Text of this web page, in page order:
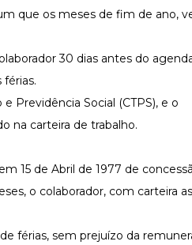
que os meses de fim de ano,
30 dias antes do
e Previdência Social (CTPS), e o
na carteira de trabalho.
15 de Abril de 1977 de
o colaborador, com carteira
férias, sem prejuízo da